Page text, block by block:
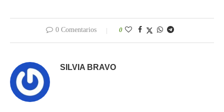
0 Comentarios 0
SILVIA BRAVO